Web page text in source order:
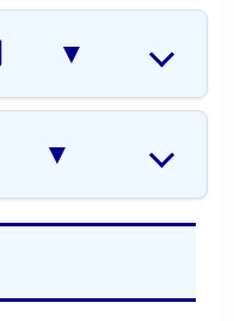
▼
▼